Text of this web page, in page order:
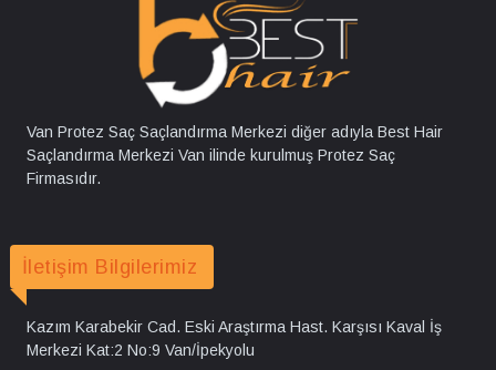
Van Protez Saç Saçlandırma Merkezi diğer adıyla Best Hair
Saçlandırma Merkezi Van ilinde kurulmuş Protez Saç
Firmasıdır.
İletişim Bilgilerimiz
Kazım Karabekir Cad. Eski Araştırma Hast. Karşısı Kaval İş
Merkezi Kat:2 No:9 Van/İpekyolu